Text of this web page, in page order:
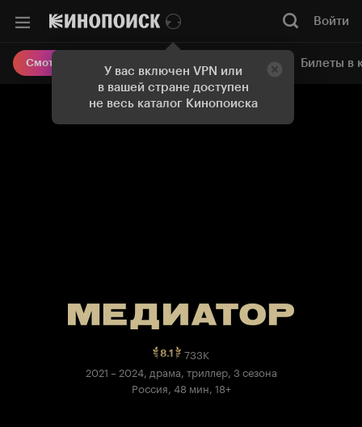
У вас включен VPN или
в вашей стране доступен
не весь каталог Кинопоиска
Войти
Смотреть кино Онлайн-кинотеатр Билеты в
8.1Рейтинг
8.1.
топ
733K
2021 – 2024, драма, триллер, 3 сезона
Россия, 48 мин, 18+